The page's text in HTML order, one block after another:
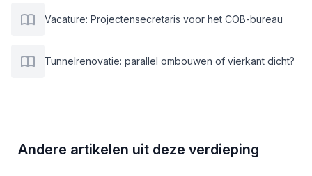
Vacature: Projectensecretaris voor het COB-bureau
Tunnelrenovatie: parallel ombouwen of vierkant dicht?
Andere artikelen uit deze verdieping